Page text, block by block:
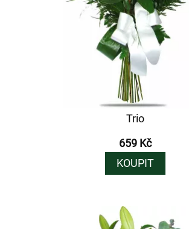
Trio
659 Kč
KOUPIT